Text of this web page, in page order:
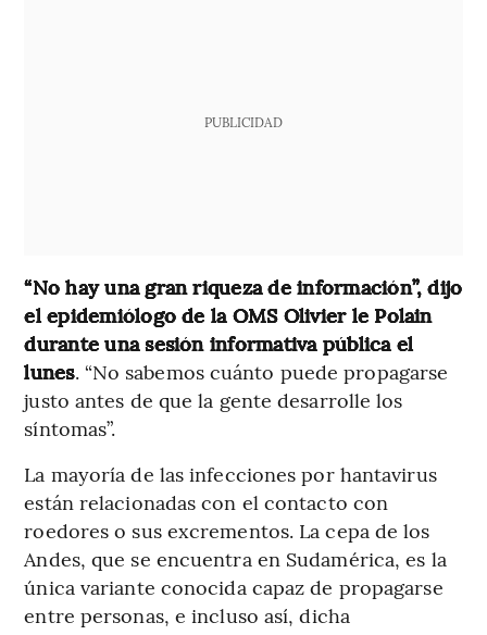
PUBLICIDAD
“No hay una gran riqueza de información”, dijo
el epidemiólogo de la OMS Olivier le Polain
durante una sesión informativa pública el
lunes. “No sabemos cuánto puede propagarse
justo antes de que la gente desarrolle los
síntomas”.
La mayoría de las infecciones por hantavirus
están relacionadas con el contacto con
roedores o sus excrementos. La cepa de los
Andes, que se encuentra en Sudamérica, es la
única variante conocida capaz de propagarse
entre personas, e incluso así, dicha